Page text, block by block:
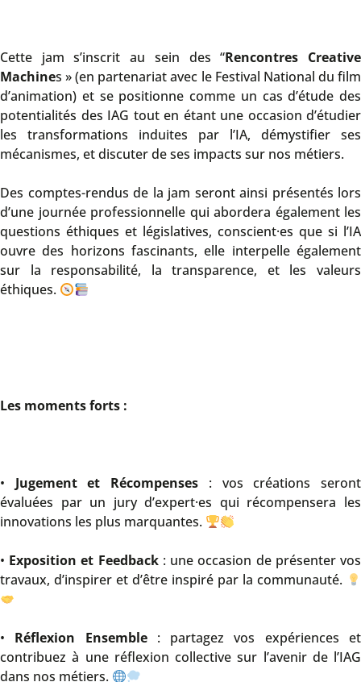
Cette jam s’inscrit au sein des “Rencontres Creative
Machines » (en partenariat avec le Festival National du film
d’animation) et se positionne comme un cas d’étude des
potentialités des IAG tout en étant une occasion d’étudier
les transformations induites par l’IA, démystifier ses
mécanismes, et discuter de ses impacts sur nos métiers.
Des comptes-rendus de la jam seront ainsi présentés lors
d’une journée professionnelle qui abordera également les
questions éthiques et législatives, conscient·es que si l’IA
ouvre des horizons fascinants, elle interpelle également
sur la responsabilité, la transparence, et les valeurs
éthiques.
Les moments forts :
• Jugement et Récompenses : vos créations seront
évaluées par un jury d’expert·es qui récompensera les
innovations les plus marquantes.
• Exposition et Feedback: une occasion de présenter vos
travaux, d’inspirer et d’être inspiré par la communauté.
• Réflexion Ensemble : partagez vos expériences et
contribuez à une réflexion collective sur l’avenir de l’IAG
dans nos métiers.